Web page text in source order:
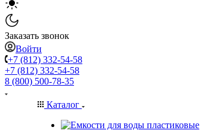
Заказать звонок
Войти
+7 (812) 332-54-58
+7 (812) 332-54-58
8 (800) 500-78-35
Каталог